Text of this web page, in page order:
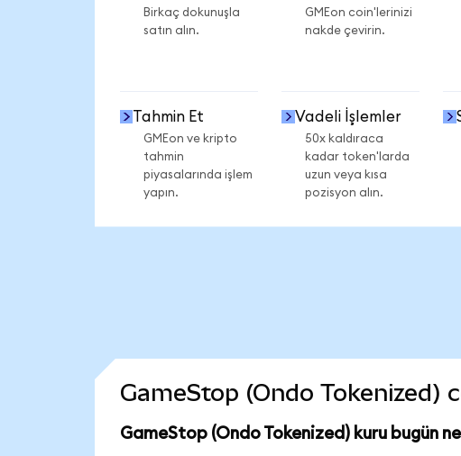
Birkaç dokunuşla
satın alın.
GMEon coin'lerinizi
nakde çevirin.
Tahmin Et
GMEon ve kripto
tahmin
piyasalarında işlem
yapın.
Vadeli İşlemler
50x kaldıraca
kadar token'larda
uzun veya kısa
pozisyon alın.
GameStop (Ondo
GameStop (Ondo Tokenized) kuru bugün